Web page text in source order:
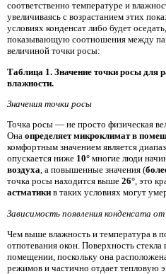
соответственно температуре и
увеличиваясь с возрастанием этих
условиях конденсат либо будет
показывающую соотношения между
величиной точки росы:
Таблица 1. Значение точки росы для
влажности.
Значения точки росы
Точка росы — не просто физическая
Она определяет микроклимат в
комфортным значением является
опускается ниже 10° многие люди
воздуха, а повышенные значения (
точка росы находится выше 26°, это
астматики в таких условиях могут
Зависимость появления конденсата
Чем выше влажность и температура в
отпотевания окон. Поверхность стекла
помещении, поскольку она
режимов и частично отдает тепловую